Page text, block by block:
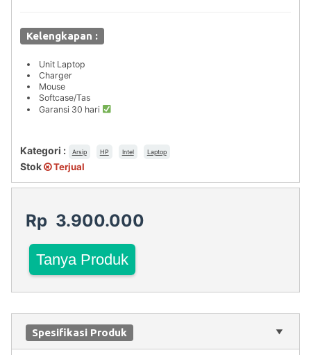
Kelengkapan :
Unit Laptop
Charger
Mouse
Softcase/Tas
Garansi 30 hari
Kategori : Arsip HP Intel Laptop
Stok Terjual
Rp 3.900.000
Tanya Produk
Spesifikasi Produk